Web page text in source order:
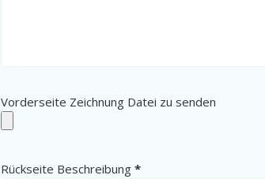
Vorderseite Zeichnung Datei zu senden
Rückseite Beschreibung(erforderlich)
*